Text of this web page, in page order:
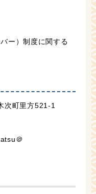
ー）制度に関する
次町里方521-1
＠